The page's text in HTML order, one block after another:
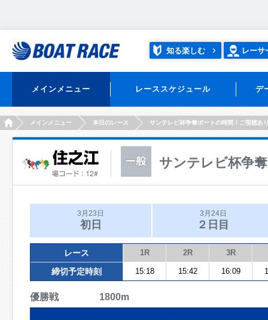
知る楽しむ レーサ
メインメニュー レーススケジュール デ
HOMEメインメニュー 本日のレース サンテレビ杯争奪ボートの時間！ご視聴あ
サンテレビ杯争
3月23日
初日
3月24日
２日目
レース 1R 2R 3R
締切予定時刻 15:18 15:42 16:09
優勝戦 1800m